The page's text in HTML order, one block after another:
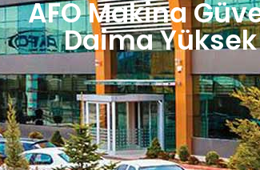
AFO Makina
Daima